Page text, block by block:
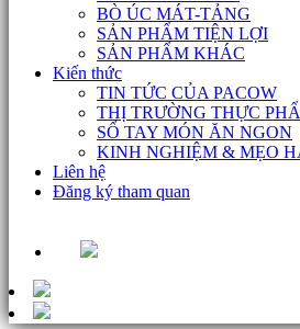
BÒ ÚC MÁT-TẢNG
SẢN PHẨM TIỆN LỢI
SẢN PHẨM KHÁC
Kiến thức
TIN TỨC CỦA PACOW
THỊ TRƯỜNG THỰC
SỔ TAY MÓN ĂN NGON
KINH NGHIỆM & MẸO
Liên hệ
Đăng ký tham quan